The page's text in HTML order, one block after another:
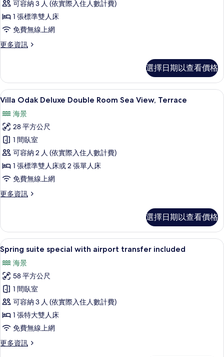
情
Sea
View,
French
Balcony
的
有
相
片
可容納 3 人 (依實際入住人數計費)
1 張標準雙人床
免費無線上網
更多資訊
更
Suite
Sea
View,
Balcony
的
詳
情
選擇日期以查看價格
顯
Villa
Odak
Deluxe
Double
Room
Sea
View,
Terrace
所
有
相
片
迷你吧、客房內保險箱、書桌、遮光
6
Villa Odak Deluxe Double Room Sea View, Terrace
海景
28 平方公尺
1 間臥室
可容納 2 人 (依實際入住人數計費)
1 張標準雙人床或 2 張單人床
免費無線上網
更多資訊
更
Deluxe
Double
Room
Sea
View,
Terrace
的
詳
情
選擇日期以查看價格
顯
示
Spring
suite
special
with
airport
transfer
included
的
Spring suite special with airport
4
Spring suite special with airport transfer included
海景
58 平方公尺
1 間臥室
可容納 3 人 (依實際入住人數計費)
1 張特大雙人床
免費無線上網
更多資訊
更